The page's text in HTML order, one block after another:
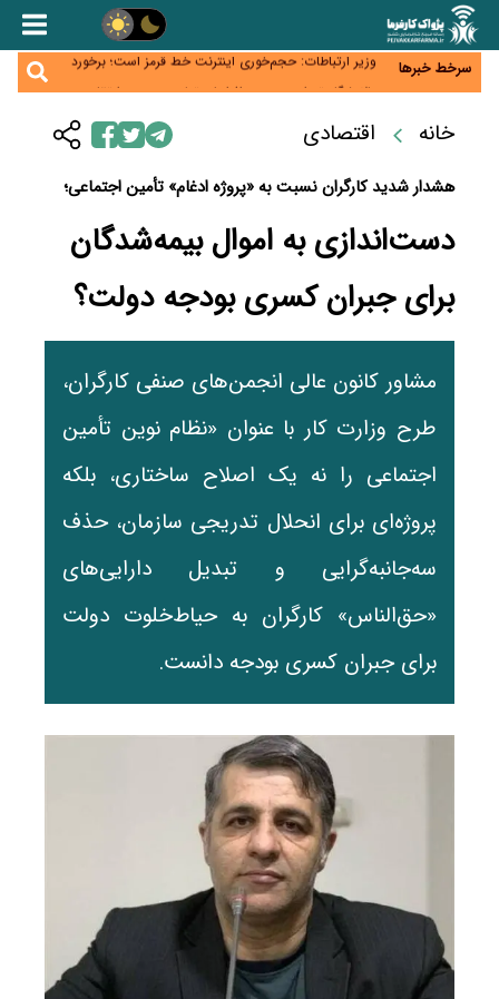
سرخط خبرها
هاشمی: توسعه ارتباطات کشور حتی در شرایط جنگی
وزیر ارتباطات: حجم‌خوری اینترنت خط قرمز است؛ برخورد
جدی با اپراتور متخلف/۳۲۰۰ روستا به شبکه ارتباطی
متصل شد
پالایشگاه تهران در مسیر افزایش تولید بنزین و ارتقای
خدمات بانکی
کاهش تقاضا حباب سکه را به زیر ۳ میلیون تومان رساند؛
خانه اقتصادی
هشدار شدید کارگران نسبت به «پروژه ادغام» تأمین اجتماعی؛
دست‌اندازی به اموال بیمه‌شدگان
برای جبران کسری بودجه دولت؟
مشاور کانون عالی انجمن‌های صنفی کارگران،
طرح وزارت کار با عنوان «نظام نوین تأمین
اجتماعی را نه یک اصلاح ساختاری، بلکه
پروژه‌ای برای انحلال تدریجی سازمان، حذف
سه‌جانبه‌گرایی و تبدیل دارایی‌های
«حق‌الناس» کارگران به حیاط‌خلوت دولت
برای جبران کسری بودجه دانست.